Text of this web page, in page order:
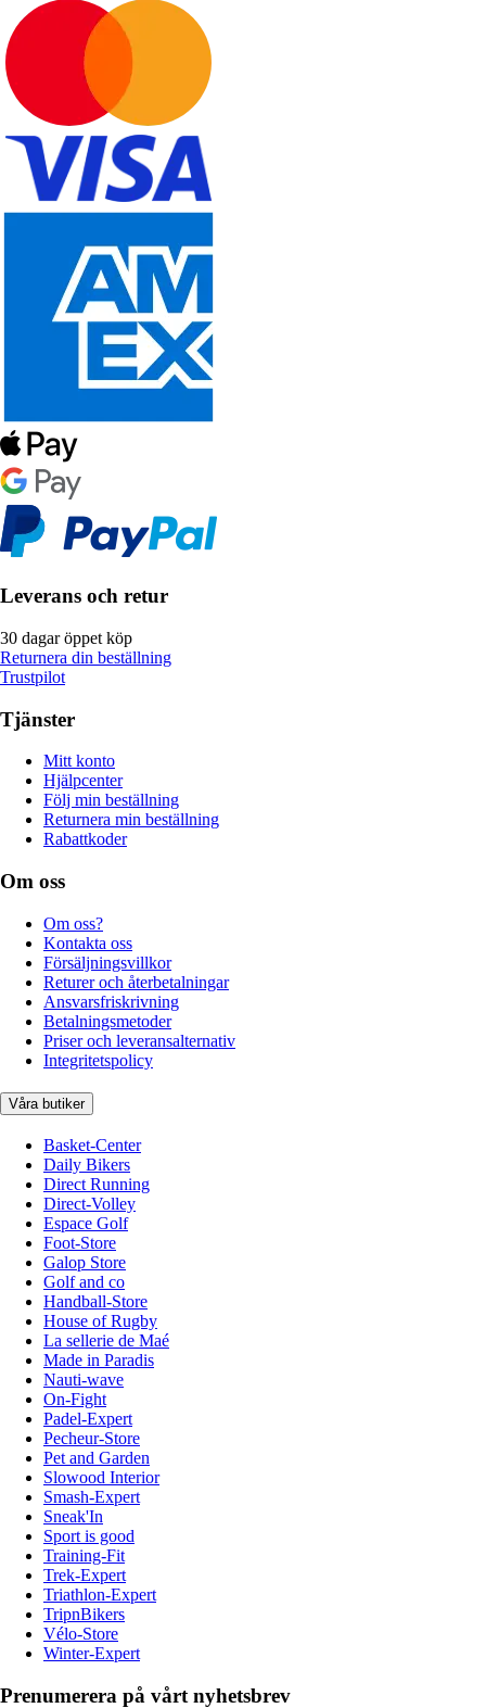
Leverans och retur
30 dagar öppet köp
Returnera din beställning
Trustpilot
Tjänster
Mitt konto
Hjälpcenter
Följ min beställning
Returnera min beställning
Rabattkoder
Om oss
Om oss?
Kontakta oss
Försäljningsvillkor
Returer och återbetalningar
Ansvarsfriskrivning
Betalningsmetoder
Priser och leveransalternativ
Integritetspolicy
Våra butiker
Basket-Center
Daily Bikers
Direct Running
Direct-Volley
Espace Golf
Foot-Store
Galop Store
Golf and co
Handball-Store
House of Rugby
La sellerie de Maé
Made in Paradis
Nauti-wave
On-Fight
Padel-Expert
Pecheur-Store
Pet and Garden
Slowood Interior
Smash-Expert
Sneak'In
Sport is good
Training-Fit
Trek-Expert
Triathlon-Expert
TripnBikers
Vélo-Store
Winter-Expert
Prenumerera på vårt nyhetsbrev